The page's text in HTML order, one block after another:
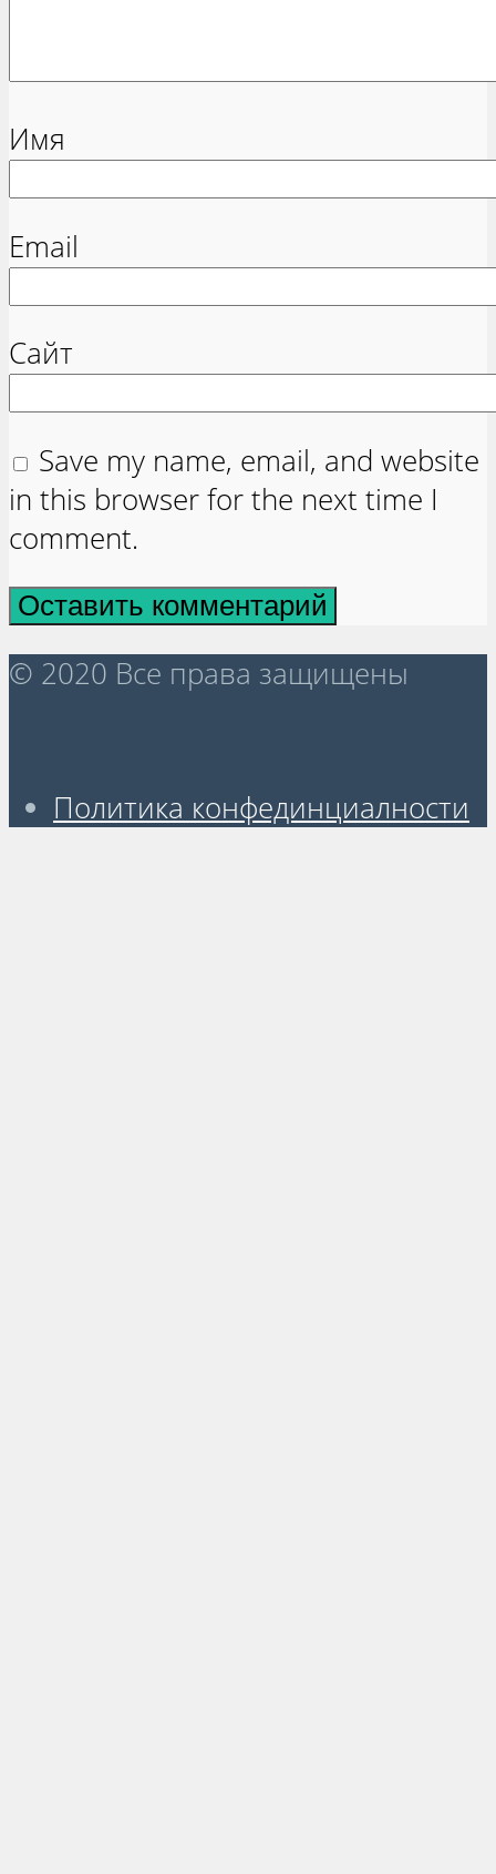
Имя
Email
Сайт
Save my name, email, and website
in this browser for the next time I
comment.
© 2020 Все права защищены
Политика конфединциалности